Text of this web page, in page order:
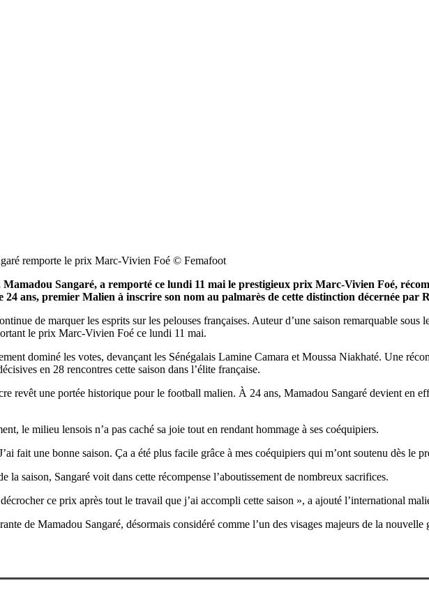
remporte le prix Marc-Vivien Foé © Femafoot
Sangaré, a remporté ce lundi 11 mai le prestigieux prix Marc-Vivien Foé,
ans, premier Malien à inscrire son nom au palmarès de cette distinction décernée par
de marquer les esprits sur les pelouses françaises. Auteur d’une saison remarquable
le prix Marc-Vivien Foé ce lundi 11 mai.
dominé les votes, devançant les Sénégalais Lamine Camara et Moussa Niakhaté. Une
en 28 rencontres cette saison dans l’élite française.
revêt une portée historique pour le football malien. À 24 ans, Mamadou Sangaré devient en
le milieu lensois n’a pas caché sa joie tout en rendant hommage à ses coéquipiers.
fait une bonne saison. Ça a été plus facile grâce à mes coéquipiers qui m’ont soutenu dès le
saison, Sangaré voit dans cette récompense l’aboutissement de nombreux sacrifices.
ce prix après tout le travail que j’ai accompli cette saison », a ajouté l’international
de Mamadou Sangaré, désormais considéré comme l’un des visages majeurs de la